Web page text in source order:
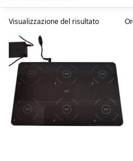
Visualizzazione del risultato